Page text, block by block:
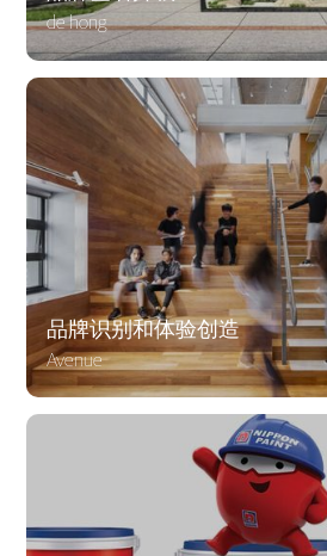
de hong
品牌识别和体验创造
Avenue